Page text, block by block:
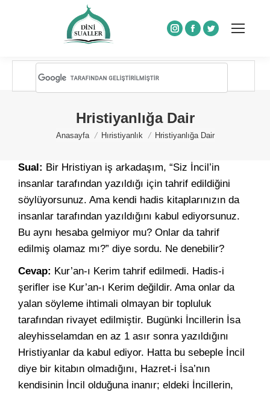
Instagram
Facebook
Twitter
Hristiyanlığa Dair
You are here:
Anasayfa Hıristiyanlık Hristiyanlığa Dair
Sual: Bir Hristiyan iş arkadaşım, “Siz İncil’in
insanlar tarafından yazıldığı için tahrif edildiğini
söylüyorsunuz. Ama kendi hadis kitaplarınızın da
insanlar tarafından yazıldığını kabul ediyorsunuz.
Bu aynı hesaba gelmiyor mu? Onlar da tahrif
edilmiş olamaz mı?” diye sordu. Ne denebilir?
Cevap: Kur’an-ı Kerim tahrif edilmedi. Hadis-i
şerifler ise Kur’an-ı Kerim değildir. Ama onlar da
yalan söyleme ihtimali olmayan bir topluluk
tarafından rivayet edilmiştir. Bugünki İncillerin İsa
aleyhisselamdan en az 1 asır sonra yazıldığını
Hristiyanlar da kabul ediyor. Hatta bu sebeple İncil
diye bir kitabın olmadığını, Hazret-i İsa’nın
kendisinin İncil olduğuna inanır; eldeki İncillerin,